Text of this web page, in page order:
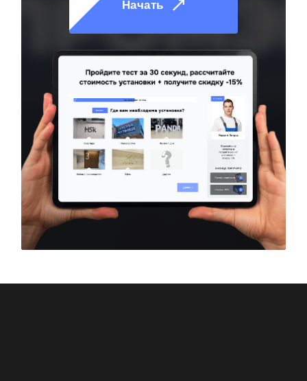
Начать